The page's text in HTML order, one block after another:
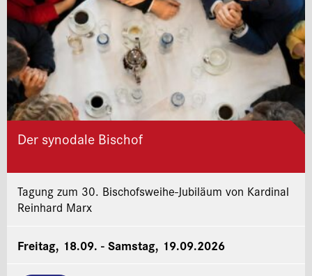
Der synodale Bischof
Tagung zum 30. Bischofsweihe-Jubiläum von Kardinal
Reinhard Marx
Freitag, 18.09. - Samstag, 19.09.2026